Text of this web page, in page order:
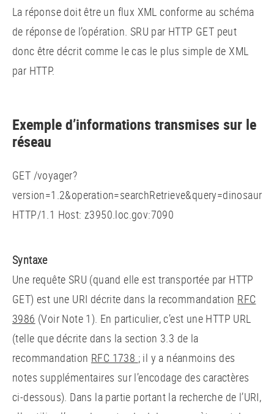
La réponse doit être un flux XML conforme au schéma
de réponse de l’opération. SRU par HTTP GET peut
donc être décrit comme le cas le plus simple de XML
par HTTP.
Exemple d’informations transmises sur le
réseau
GET /voyager?
version=1.2&operation=searchRetrieve&query=dinosaur
HTTP/1.1 Host: z3950.loc.gov:7090
Syntaxe
Une requête SRU (quand elle est transportée par HTTP
GET) est une URI décrite dans la recommandation RFC
3986 (Voir Note 1). En particulier, c’est une HTTP URL
(telle que décrite dans la section 3.3 de la
recommandation RFC 1738 ; il y a néanmoins des
notes supplémentaires sur l’encodage des caractères
ci-dessous). Dans la partie portant la recherche de l’URI,